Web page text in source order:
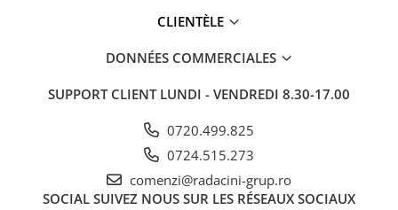
CLIENTÈLE
DONNÉES COMMERCIALES
SUPPORT CLIENT LUNDI - VENDREDI 8.30-17.00
0720.499.825
0724.515.273
comenzi@radacini-grup.ro
SOCIAL SUIVEZ NOUS SUR LES RÉSEAUX SOCIAUX